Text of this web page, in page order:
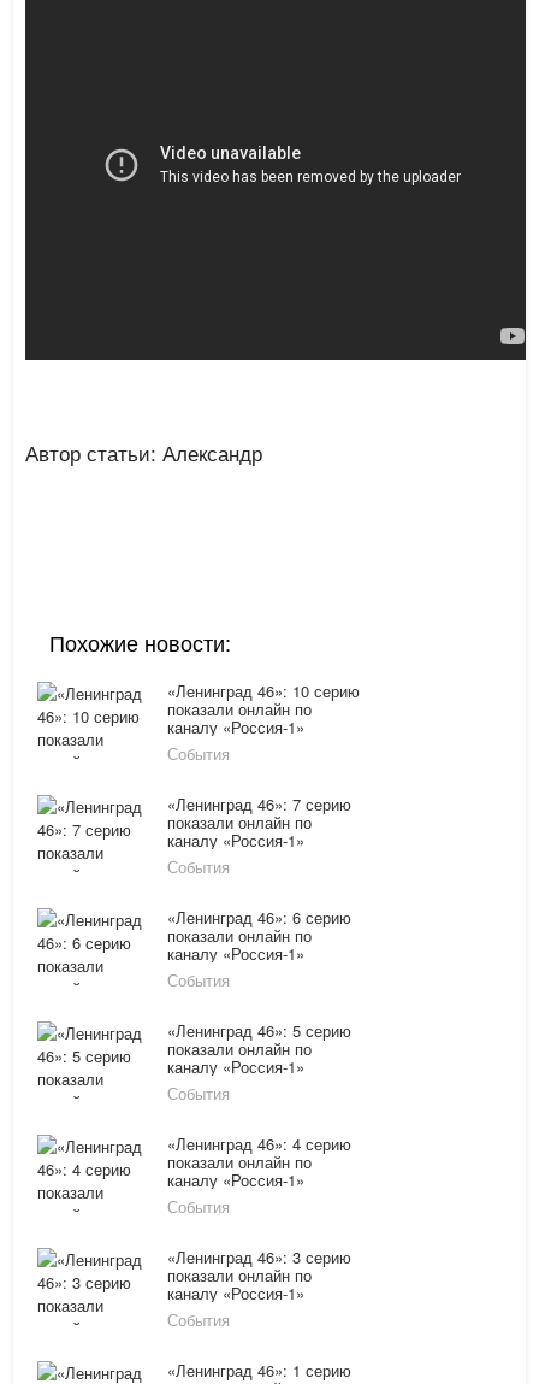
Автор статьи: Александр
Похожие новости:
«Ленинград 46»: 10 серию
показали онлайн по
каналу «Россия-1»
21.03.16
События
«Ленинград 46»: 7 серию
показали онлайн по
каналу «Россия-1»
16.03.16
События
«Ленинград 46»: 6 серию
показали онлайн по
каналу «Россия-1»
16.03.16
События
«Ленинград 46»: 5 серию
показали онлайн по
каналу «Россия-1»
15.03.16
События
«Ленинград 46»: 4 серию
показали онлайн по
каналу «Россия-1»
15.03.16
События
«Ленинград 46»: 3 серию
показали онлайн по
каналу «Россия-1»
14.03.16
События
«Ленинград 46»: 1 серию